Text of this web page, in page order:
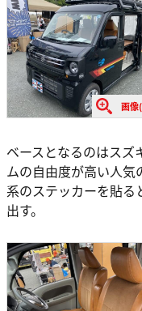
画像
ベースとなるのはスズ
ムの自由度が高い人
系のステッカーを貼る
出す。